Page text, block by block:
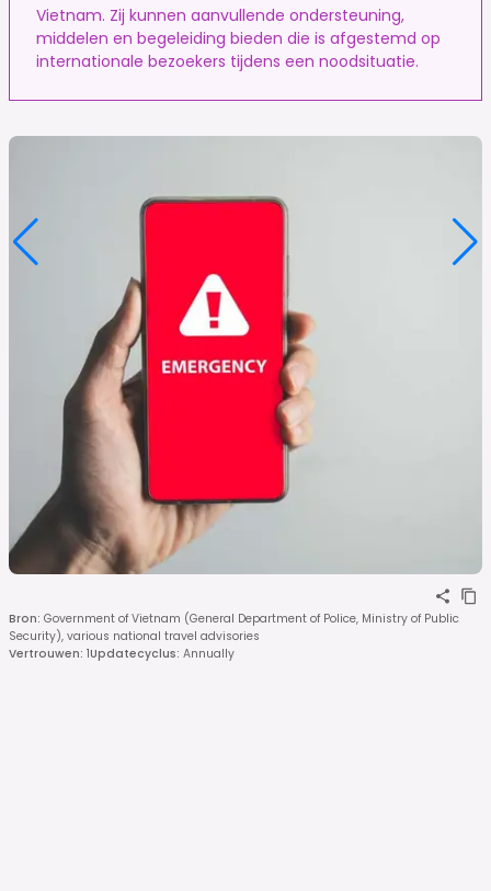
Vietnam. Zij kunnen aanvullende ondersteuning,
middelen en begeleiding bieden die is afgestemd op
internationale bezoekers tijdens een noodsituatie.
Bron: Government of Vietnam (General Department of Police, Ministry of Public
Security), various national travel advisories
Vertrouwen: 1Updatecyclus: Annually